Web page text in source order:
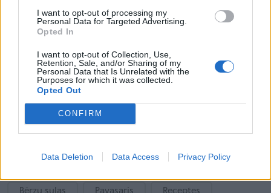
I want to opt-out of processing my
Personal Data for Targeted Advertising.
Opted In
I want to opt-out of Collection, Use,
Retention, Sale, and/or Sharing of my
Personal Data that Is Unrelated with the
Purposes for which it was collected.
Opted Out
CONFIRM
Data Deletion Data Access Privacy Policy
dzinumus vai piparmētras zaļumus un 18 - 20 grādu
pudelēs. Katrā pudelē liek cukuru, nedaudz
citronskābes, aizkorķē, nosien, aizlako un vēsā vietā
raudzē 4 -5 nedēļas.
Bērzu sulas Pavasaris Receptes